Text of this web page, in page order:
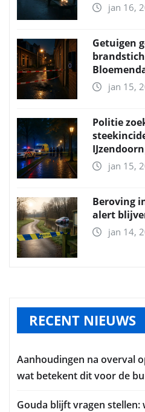
jan 16,
Getuigen
jan 15,
Politie
jan 15,
Beroving
alert
jan 14,
RECENT NIEUWS
Aanhoudingen na overval
wat betekent dit voor de
Gouda blijft vragen stellen: